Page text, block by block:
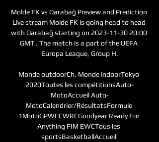
Molde FK vs Qarabağ Preview and Prediction
Live stream Molde FK is going head to head
with Qarabağ starting on 2023-11-30 20:00
GMT . The match is a part of the UEFA
Europa League, Group H.
Monde outdoorCh. Monde indoorTokyo
2020Toutes les compétitionsAuto-
MotoAccueil Auto-
MotoCalendrier/RésultatsFormule
1MotoGPWECWRCGoodyear Ready For
Anything FIM EWCTous les
sportsBasketballAccueil